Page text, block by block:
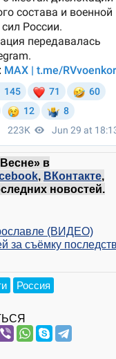
в
, ВКонтакте,
новостей.
(ВИДЕО)
за съёмку
Россия